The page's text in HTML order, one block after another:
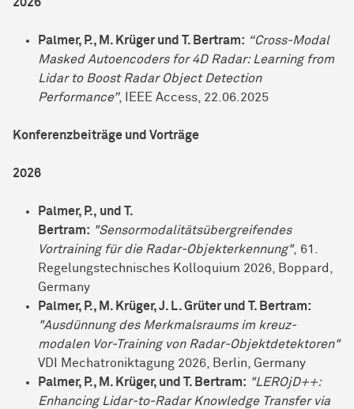
Palmer, P., M. Krüger und T. Bertram: “Cross-Modal
Masked Autoencoders for 4D Radar: Learning from
Lidar to Boost Radar Object Detection
Performance”, IEEE Access, 22.06.2025
Konferenzbeiträge und Vorträge
2026
Palmer, P., und T.
Bertram: "Sensormodalitätsübergreifendes
Vortraining für die Radar-Objekterkennung", 61.
Regelungstechnisches Kolloquium 2026, Boppard,
Germany
Palmer, P., M. Krüger, J. L. Grüter und T. Bertram:
"Ausdünnung des Merkmalsraums im kreuz-
modalen Vor-Training von Radar-Objektdetektoren"
VDI Mechatroniktagung 2026, Berlin, Germany
Palmer, P., M. Krüger, und T. Bertram: "LEROjD++:
Enhancing Lidar-to-Radar Knowledge Transfer via